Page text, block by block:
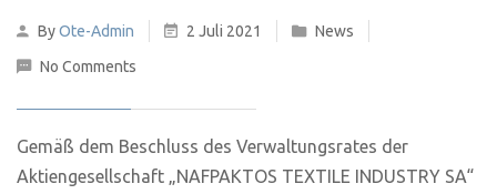
ByOte-Admin 2 Juli 2021
News
No Comments
Gemäß dem Beschluss des Verwaltungsrates der
Aktiengesellschaft „NAFPAKTOS TEXTILE INDUSTRY SA“